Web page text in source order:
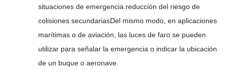
situaciones de emergencia.reducción del riesgo de
colisiones secundariasDel mismo modo, en aplicaciones
marítimas o de aviación, las luces de faro se pueden
utilizar para señalar la emergencia o indicar la ubicación
de un buque o aeronave.